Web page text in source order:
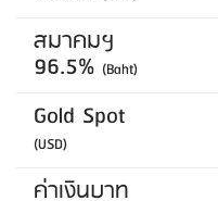
สมาคมฯ
96.5% (Baht)
Gold Spot
(USD)
ค่าเงินบาท